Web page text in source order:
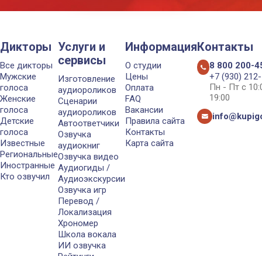
Дикторы
Все дикторы
Мужские
голоса
Женские
голоса
Детские
голоса
Известные
Региональные
Иностранные
Кто озвучил
Услуги и
сервисы
Изготовление
аудиороликов
Сценарии
аудиороликов
Автоответчики
Озвучка
аудиокниг
Озвучка видео
Аудиогиды /
Аудиоэкскурсии
Озвучка игр
Перевод /
Локализация
Хрономер
Школа вокала
ИИ озвучка
Информация
О студии
Цены
Оплата
FAQ
Вакансии
Правила сайта
Контакты
Карта сайта
Контакты
8 800 200-
+7 (930)
Пн - Пт с
19:00